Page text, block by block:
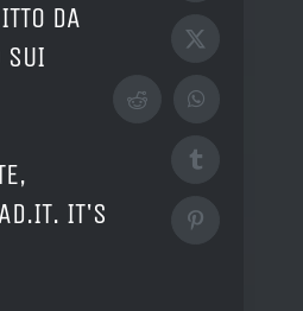
DA
SUI
IT'S
X
RedditWhatsApp
Tumblr
Pinterest